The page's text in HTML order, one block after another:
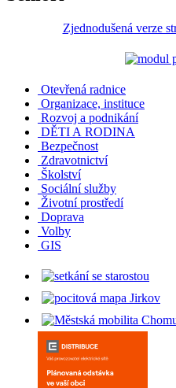
Zjednodušená verze
Otevřená radnice
Organizace, instituce
Rozvoj a podnikání
DĚTI A RODINA
Bezpečnost
Zdravotnictví
Školství
Sociální služby
Životní prostředí
Doprava
Volby
GIS